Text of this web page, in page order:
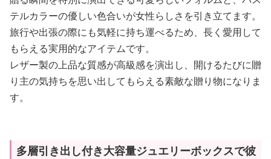
テルカラーの優しい色合いが女性らしさを引き立てます。
旅行や出張の際にも気軽に持ち運べるため、長く愛用して
もらえる実用的なアイテムです。
レザー製の上品な質感が高級感を演出し、開けるたびに贈
り主の気持ちを思い出してもらえる素敵な贈り物になりま
す。
多層引き出し付き大容量ジュエリーボックスで彼